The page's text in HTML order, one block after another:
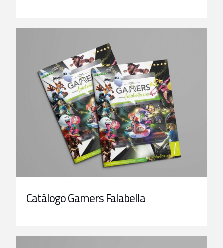
Catálogo Gamers Falabella